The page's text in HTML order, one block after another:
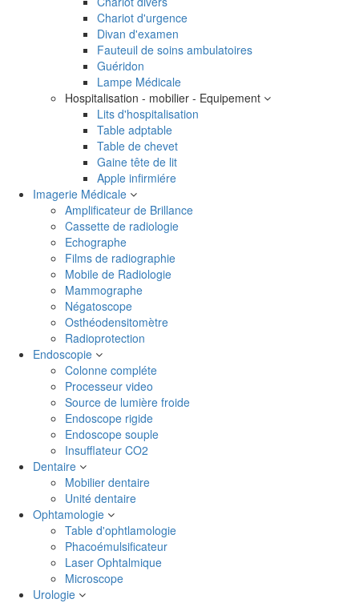
Chariot d'urgence
Divan d'examen
Fauteuil de soins ambulatoires
Guéridon
Lampe Médicale
Hospitalisation - mobilier - Equipement
Lits d'hospitalisation
Table adptable
Table de chevet
Gaine tête de lit
Apple infirmiére
Imagerie Médicale
Amplificateur de Brillance
Cassette de radiologie
Echographe
Films de radiographie
Mobile de Radiologie
Mammographe
Négatoscope
Osthéodensitomètre
Radioprotection
Endoscopie
Colonne compléte
Processeur video
Source de lumière froide
Endoscope rigide
Endoscope souple
Insufflateur CO2
Dentaire
Mobilier dentaire
Unité dentaire
Ophtamologie
Table d'ophtlamologie
Phacoémulsificateur
Laser Ophtalmique
Microscope
Urologie